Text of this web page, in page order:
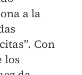
a la
Con
los